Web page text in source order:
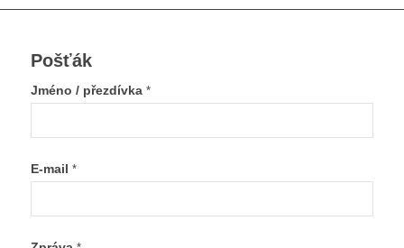
Pošťák
Jméno / přezdívka *
E-mail *